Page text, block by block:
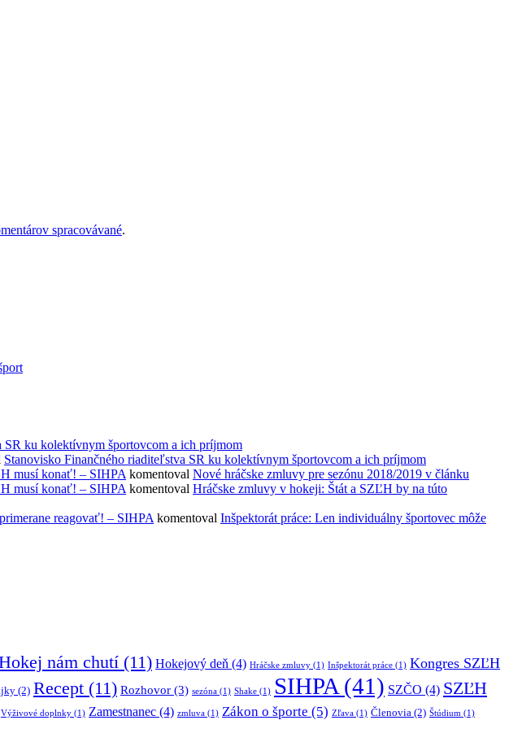
spracovávané.
SR ku kolektívnym športovcom a ich príjmom
Stanovisko Finančného riaditeľstva SR ku kolektívnym športovcom a ich príjmom
musí konať! – SIHPA komentoval Nové hráčske zmluvy pre sezónu 2018/2019 v článku
musí konať! – SIHPA komentoval Hráčske zmluvy v hokeji: Štát a SZĽH by na túto
reagovať! – SIHPA komentoval Inšpektorát práce: Len individuálny športovec môže
nám chutí (11) Hokejový deň (4) Hráčske zmluvy (1) Inšpektorát práce (1) Kongres SZĽH
(2) Recept (11) Rozhovor (3) sezóna (1) Shake (1) SIHPA (41) SZČO (4) SZĽH
Výživové doplnky (1) Zamestnanec (4) zmluva (1) Zákon o športe (5) Zľava (1) Členovia (2) Štúdium (1)